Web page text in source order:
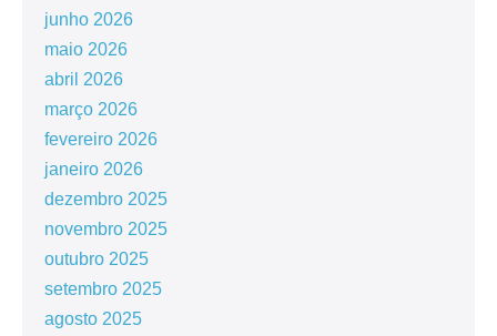
junho 2026
maio 2026
abril 2026
março 2026
fevereiro 2026
janeiro 2026
dezembro 2025
novembro 2025
outubro 2025
setembro 2025
agosto 2025